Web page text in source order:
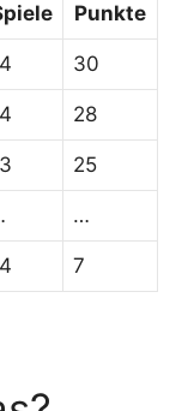
Punkte
30
28
25
…
7